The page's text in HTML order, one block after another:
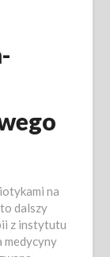
na
dalszy
z instytutu
medycyny